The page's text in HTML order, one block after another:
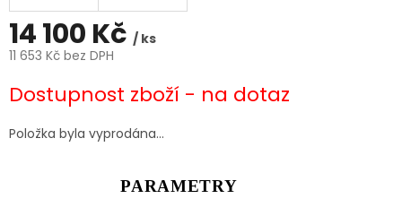
14 100 Kč / ks
11 653 Kč bez DPH
cena:
Dostupnost zboží - na dotaz
Položka byla vyprodána…
PARAMETRY